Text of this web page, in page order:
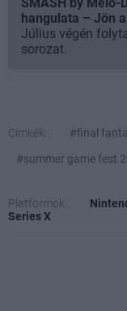
hangulata – Jön
Július végén
sorozat.
Címkék: #final
#summer game fest
Platformok:
Series X